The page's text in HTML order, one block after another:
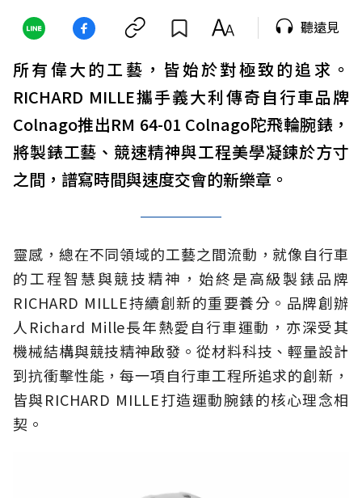
聽遠見
所有偉大的工藝，皆始於對極致的追求。
RICHARD MILLE攜手義大利傳奇自行車品牌
Colnago推出RM 64-01 Colnago陀飛輪腕錶，
將製錶工藝、競速精神與工程美學凝鍊於方寸
之間，譜寫時間與速度交會的新樂章。
靈感，總在不同領域的工藝之間流動，就像自行車
的工程智慧與競技精神，始終是高級製錶品牌
RICHARD MILLE持續創新的重要養分。品牌創辦
人Richard Mille長年熱愛自行車運動，亦深受其
機械結構與競技精神啟發。從材料科技、輕量設計
到抗衝擊性能，每一項自行車工程所追求的創新，
皆與RICHARD MILLE打造運動腕錶的核心理念相
契。